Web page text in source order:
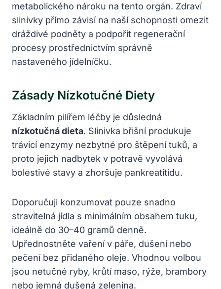
metabolického nároku na tento orgán. Zdraví
slinivky přímo závisí na naší schopnosti omezit
dráždivé podněty a podpořit regenerační
procesy prostřednictvím správně
nastaveného jídelníčku.
Zásady Nízkotučné Diety
Základním pilířem léčby je důsledná
nízkotučná dieta. Slinivka břišní produkuje
trávicí enzymy nezbytné pro štěpení tuků, a
proto jejich nadbytek v potravě vyvolává
bolestivé stavy a zhoršuje pankreatitidu.
Doporučuji konzumovat pouze snadno
stravitelná jídla s minimálním obsahem tuku,
ideálně do 30–40 gramů denně.
Upřednostněte vaření v páře, dušení nebo
pečení bez přidaného oleje. Vhodnou volbou
jsou netučné ryby, krůtí maso, rýže, brambory
nebo jemná dušená zelenina.